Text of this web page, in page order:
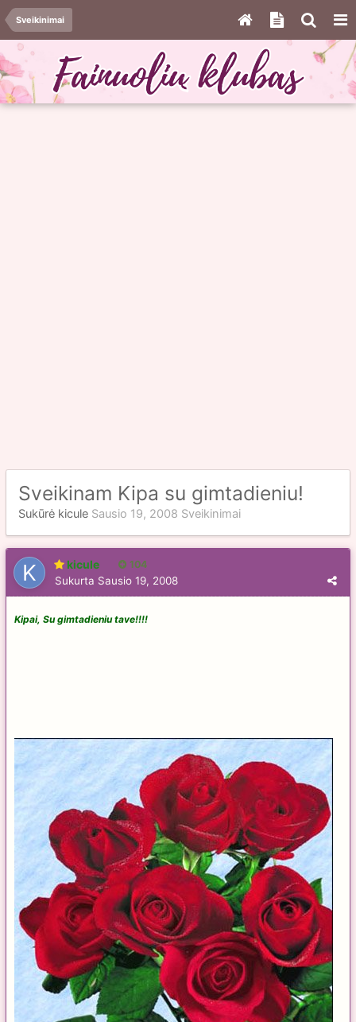
Sveikinimai
Sveikinam Kipa su gimtadieniu!
Sukūrė kicule Sausio 19, 2008 Sveikinimai
kicule 104
Sukurta Sausio 19, 2008
Kipai, Su gimtadieniu tave!!!!